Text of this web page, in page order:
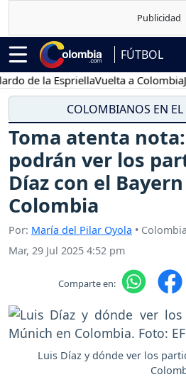
FÚTBOL
la EspriellaVuelta a ColombiaJorge
COLOMBIANOS EN EL
Toma atenta
podrán ver los
Díaz con el
Colombia
Por: María del Pilar Oyola •
Mar, 29 Jul 2025 4:52 pm
Comparte en:
Luis Díaz y dónde ver los